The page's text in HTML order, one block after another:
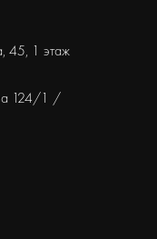
45, 1 этаж
124/1 /